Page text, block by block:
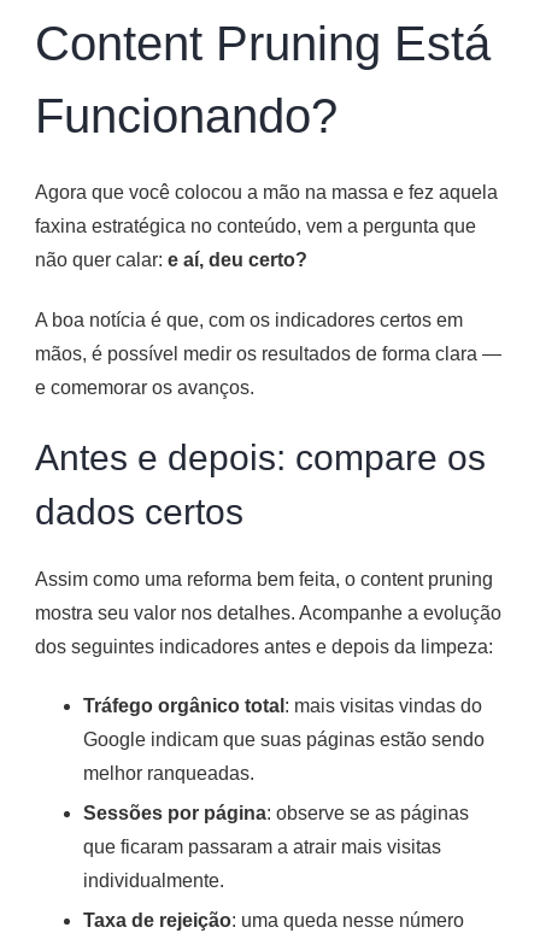
Content Pruning Está
Funcionando?
Agora que você colocou a mão na massa e fez aquela
faxina estratégica no conteúdo, vem a pergunta que
não quer calar: e aí, deu certo?
A boa notícia é que, com os indicadores certos em
mãos, é possível medir os resultados de forma clara —
e comemorar os avanços.
Antes e depois: compare os
dados certos
Assim como uma reforma bem feita, o content pruning
mostra seu valor nos detalhes. Acompanhe a evolução
dos seguintes indicadores antes e depois da limpeza:
Tráfego orgânico total : mais visitas vindas do
Google indicam que suas páginas estão sendo
melhor ranqueadas.
Sessões por página: observe se as páginas
que ficaram passaram a atrair mais visitas
individualmente.
Taxa de rejeição: uma queda nesse número